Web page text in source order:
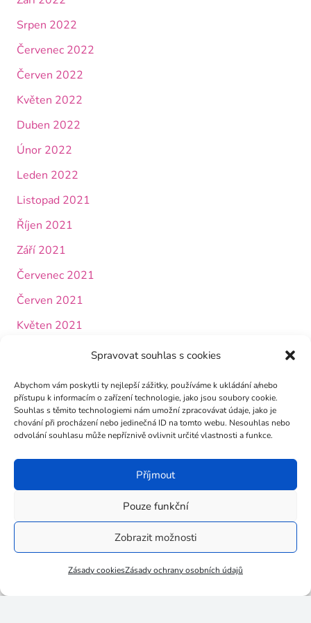
Spravovat souhlas s cookies
Abychom vám poskytli ty nejlepší zážitky, používáme k ukládání a/nebo
přístupu k informacím o zařízení technologie, jako jsou soubory cookie.
Souhlas s těmito technologiemi nám umožní zpracovávat údaje, jako je
chování při procházení nebo jedinečná ID na tomto webu. Nesouhlas nebo
odvolání souhlasu může nepříznivě ovlivnit určité vlastnosti a funkce.
Příjmout
Pouze funkční
Zobrazit možnosti
Zásady cookiesZásady ochrany osobních údajů
Srpen 2022
Červenec 2022
Červen 2022
Květen 2022
Duben 2022
Únor 2022
Leden 2022
Listopad 2021
Říjen 2021
Září 2021
Červenec 2021
Červen 2021
Květen 2021
Listopad 2020
Říjen 2020
Březen 2020
Únor 2020
Prosinec 2019